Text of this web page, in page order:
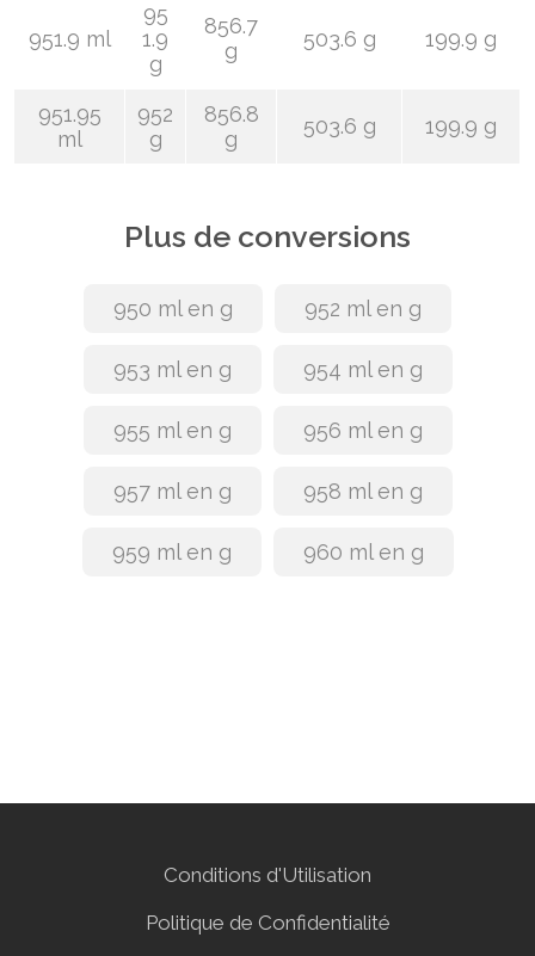
951.9 ml
95
1.9
g
856.7
g
503.6 g 199.9 g
951.95
ml
952
g
856.8
g
503.6 g 199.9 g
Plus de conversions
950 ml en g 952 ml en g
953 ml en g 954 ml en g
955 ml en g 956 ml en g
957 ml en g 958 ml en g
959 ml en g 960 ml en g
Conditions d'Utilisation
Politique de Confidentialité